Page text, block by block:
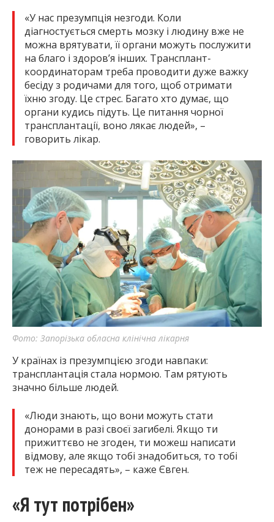
«У нас презумпція незгоди. Коли
діагностується смерть мозку і людину вже не
можна врятувати, її органи можуть послужити
на благо і здоров’я інших. Трансплант-
координаторам треба проводити дуже важку
бесіду з родичами для того, щоб отримати
їхню згоду. Це стрес. Багато хто думає, що
органи кудись підуть. Це питання чорної
трансплантації, воно лякає людей», –
говорить лікар.
Фото: Запорізька обласна клінічна лікарня
У країнах із презумпцією згоди навпаки:
трансплантація стала нормою. Там рятують
значно більше людей.
«Люди знають, що вони можуть стати
донорами в разі своєї загибелі. Якщо ти
прижиттєво не згоден, ти можеш написати
відмову, але якщо тобі знадобиться, то тобі
теж не пересадять», – каже Євген.
«Я тут потрібен»